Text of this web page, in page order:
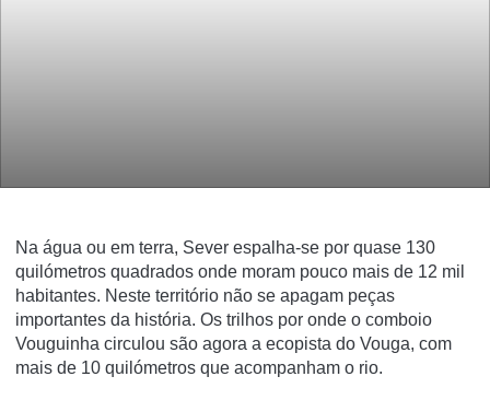
Na água ou em terra, Sever espalha-se por quase 130
quilómetros quadrados onde moram pouco mais de 12 mil
habitantes. Neste território não se apagam peças
importantes da história. Os trilhos por onde o comboio
Vouguinha circulou são agora a ecopista do Vouga, com
mais de 10 quilómetros que acompanham o rio.